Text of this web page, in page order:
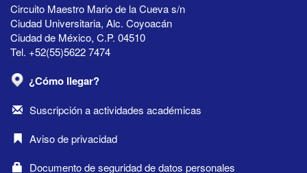
Circuito Maestro Mario de la Cueva s/n
Ciudad Universitaria, Alc. Coyoacán
Ciudad de México, C.P. 04510
Tel. +52(55)5622 7474
¿Cómo llegar?
Suscripción a actividades académicas
Aviso de privacidad
Documento de seguridad de datos personales